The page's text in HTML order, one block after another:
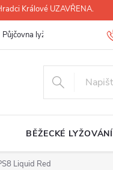
Králové UZAVŘENA.
Půjčovna lyží, lyžáků, běžek
BĚŽECKÉ LYŽOVÁNÍ
Liquid Red